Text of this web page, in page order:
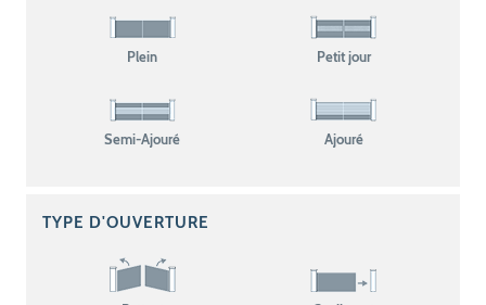
Plein Petit jour
Semi-Ajouré Ajouré
TYPE D'OUVERTURE